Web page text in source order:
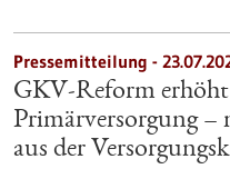
Pressemitteilung -
GKV-Reform
Primärversorgung –
aus der